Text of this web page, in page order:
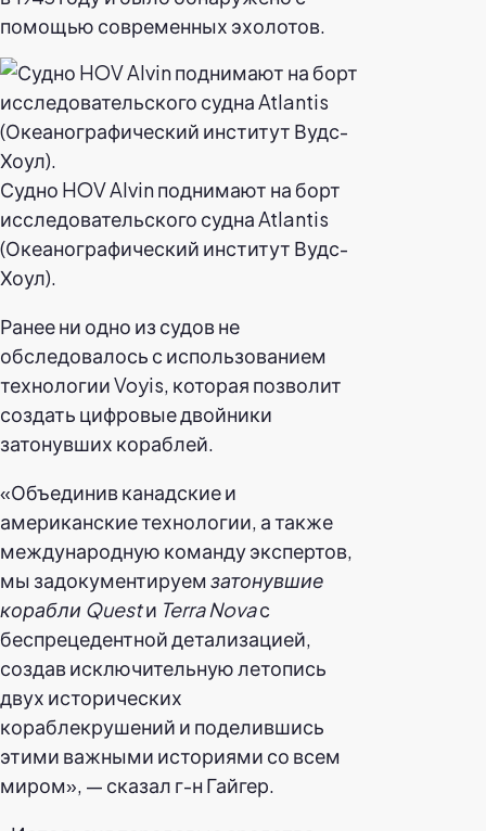
помощью современных эхолотов.
Судно HOV Alvin поднимают на борт
исследовательского судна Atlantis
(Океанографический институт Вудс-
Хоул).
Ранее ни одно из судов не
обследовалось с использованием
технологии Voyis, которая позволит
создать цифровые двойники
затонувших кораблей.
«Объединив канадские и
американские технологии, а также
международную команду экспертов,
мы задокументируемзатонувшие
корабли Questи Terra Novaс
беспрецедентной детализацией,
создав исключительную летопись
двух исторических
кораблекрушений и поделившись
этими важными историями со всем
миром», — сказал г-н Гайгер.